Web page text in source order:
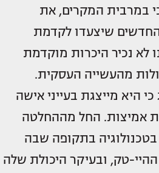
במרבית המקרים, את
החדשים שיצעדו לקדמת
לא נכיר היכרות מוקדמת
מהעשייה העסקית.
היא מייצגת בעייני אישה
אמיצות. החל מההחלטה
בתקופה שבה
ההיי-טק, ובעיקר היכולת שלה